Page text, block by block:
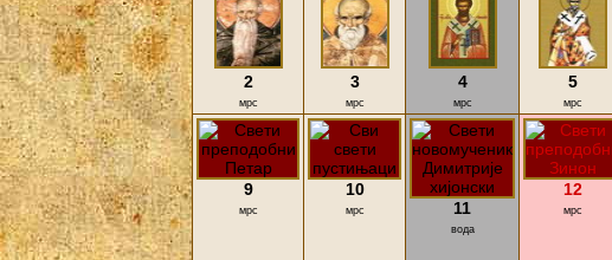
2
мрс
3
мрс
4
мрс
5
мрс
9
мрс
10
мрс 11
вода
12
мрс